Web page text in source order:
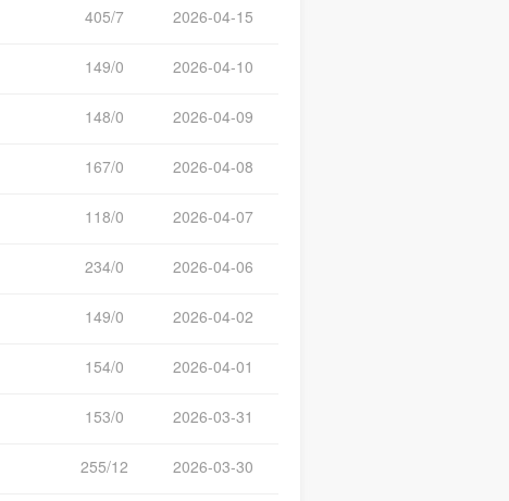
405/7 2026-04-15
149/0 2026-04-10
148/0 2026-04-09
167/0 2026-04-08
118/0 2026-04-07
234/0 2026-04-06
149/0 2026-04-02
154/0 2026-04-01
153/0 2026-03-31
255/12 2026-03-30